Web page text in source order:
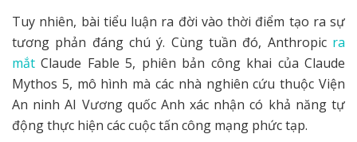
Tuy nhiên, bài tiểu luận ra đời vào thời điểm tạo ra sự
tương phản đáng chú ý. Cùng tuần đó, Anthropic ra
mắt Claude Fable 5, phiên bản công khai của Claude
Mythos 5, mô hình mà các nhà nghiên cứu thuộc Viện
An ninh AI Vương quốc Anh xác nhận có khả năng tự
động thực hiện các cuộc tấn công mạng phức tạp.